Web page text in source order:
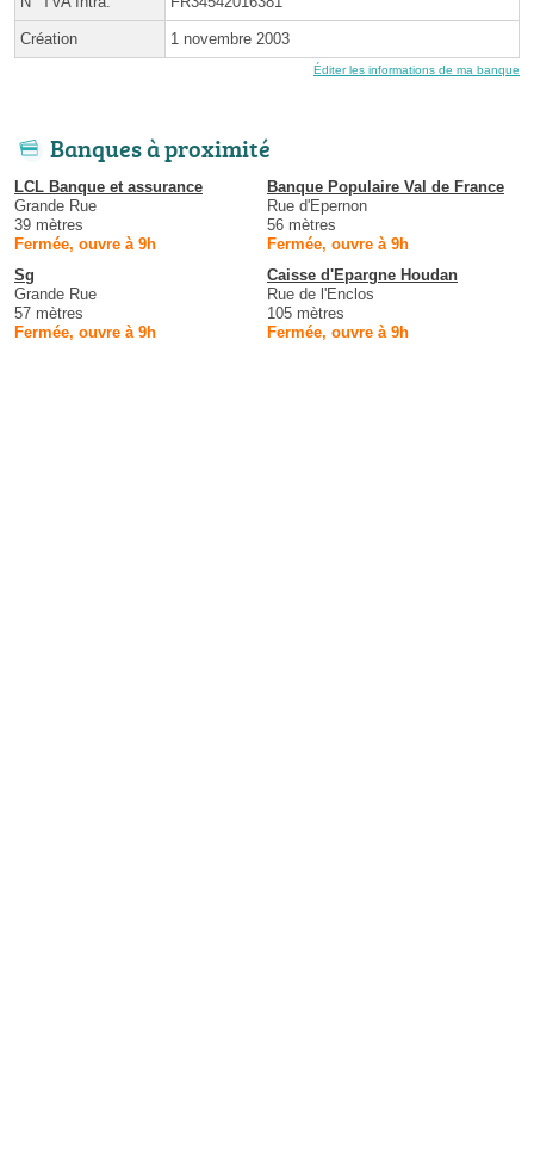
Création 1 novembre 2003
Éditer les informations de ma banque
Banques à proximité
LCL Banque et assurance
Grande Rue
39 mètres
Fermée, ouvre à 9h
Banque Populaire Val de France
Rue d'Epernon
56 mètres
Fermée, ouvre à 9h
Sg
Grande Rue
57 mètres
Fermée, ouvre à 9h
Caisse d'Epargne Houdan
Rue de l'Enclos
105 mètres
Fermée, ouvre à 9h